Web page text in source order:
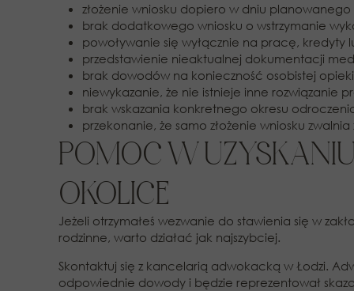
złożenie wniosku dopiero w dniu
brak dodatkowego wniosku o wstrzymanie
powoływanie się wyłącznie na pracę, kredyty
przedstawienie nieaktualnej dokumentacji
brak dowodów na konieczność osobistej
niewykazanie, że nie istnieje inne rozwiązanie
brak wskazania konkretnego okresu
przekonanie, że samo złożenie wniosku
POMOC W
OKOLICE
Jeżeli otrzymałeś wezwanie do stawienia się w
rodzinne, warto działać jak najszybciej.
Skontaktuj się z kancelarią adwokacką w Łodzi.
odpowiednie dowody i będzie reprezentował